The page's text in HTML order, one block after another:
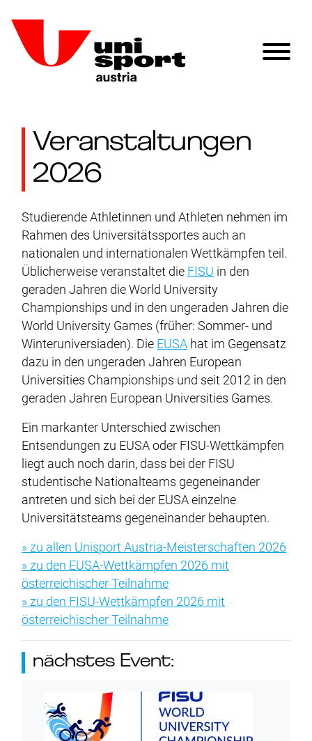
Veranstaltungen
2026
Studierende Athletinnen und Athleten nehmen im
Rahmen des Universitätssportes auch an
nationalen und internationalen Wettkämpfen teil.
Üblicherweise veranstaltet die FISU in den
geraden Jahren die World University
Championships und in den ungeraden Jahren die
World University Games (früher: Sommer- und
Winteruniversiaden). Die EUSA hat im Gegensatz
dazu in den ungeraden Jahren European
Universities Championships und seit 2012 in den
geraden Jahren European Universities Games.
Ein markanter Unterschied zwischen
Entsendungen zu EUSA oder FISU-Wettkämpfen
liegt auch noch darin, dass bei der FISU
studentische Nationalteams gegeneinander
antreten und sich bei der EUSA einzelne
Universitätsteams gegeneinander behaupten.
» zu allen Unisport Austria-Meisterschaften 2026
» zu den EUSA-Wettkämpfen 2026 mit
österreichischer Teilnahme
» zu den FISU-Wettkämpfen 2026 mit
österreichischer Teilnahme
nächstes Event: